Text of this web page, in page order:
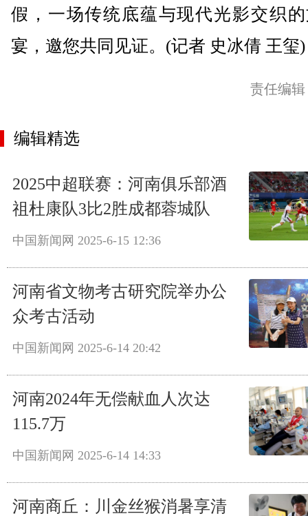
假，一场传统底蕴与现代光影交织
宴，邀您共同见证。(记者 史冰倩 王玺)
责任编
编辑精选
2025中超联赛：河南俱乐部酒
祖杜康队3比2胜成都蓉城队
中国新闻网 2025-6-15 12:36
河南省文物考古研究院举办公
众考古活动
中国新闻网 2025-6-14 20:42
河南2024年无偿献血人次达
115.7万
中国新闻网 2025-6-14 14:33
河南商丘：川金丝猴消暑享清